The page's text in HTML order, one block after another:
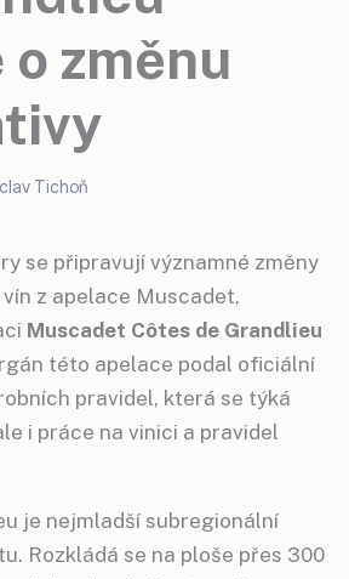
změnu
Tichoň
se připravují významné změny
z apelace Muscadet,
Muscadet Côtes de Grandlieu
této apelace podal oficiální
pravidel, která se týká
i práce na vinici a pravidel
je nejmladší subregionální
Rozkládá se na ploše přes 300